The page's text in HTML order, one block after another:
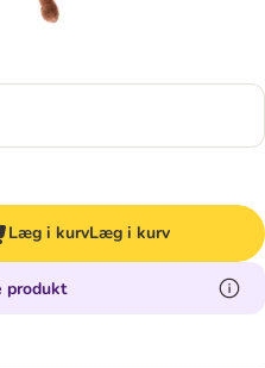
Læg i kurvLæg i kurv
produkt